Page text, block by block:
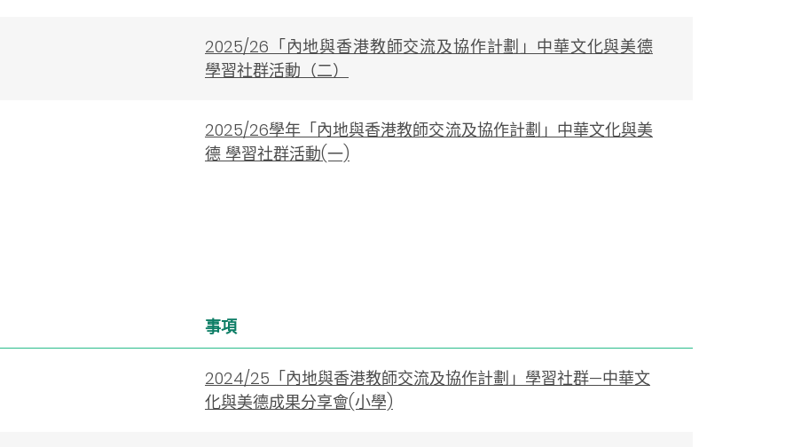
2025/26「內地與香港教師交流及協作計劃」中華文化與美德
學習社群活動（二）
2025/26學年「內地與香港教師交流及協作計劃」中華文化與美
德 學習社群活動(一)
事項
2024/25「內地與香港教師交流及協作計劃」學習社群—中華文
化與美德成果分享會(小學)